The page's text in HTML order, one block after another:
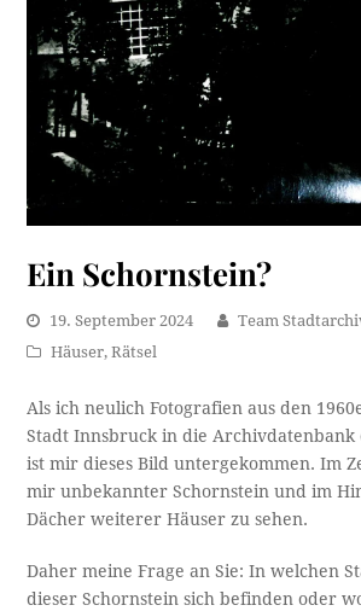
Ein Schornstein?
19. September 2024
Team
Häuser,Rätsel
Als ich neulich Fotografien aus den
Stadt Innsbruck in die Archivdatenbank
ist mir dieses Bild untergekommen. Im
mir unbekannter Schornstein und im
Dächer weiterer Häuser zu sehen.
Daher meine Frage an Sie: In welchen
dieser Schornstein sich befinden oder